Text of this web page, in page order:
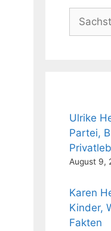
Suchen
Ulrike
Partei,
August 9,
Karen
Kinder,
Fakten